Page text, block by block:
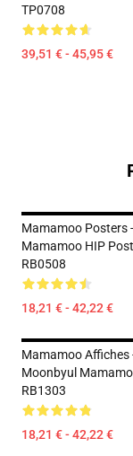
TP0708
39,51 € - 45,95 €
Mamamoo Posters -
Mamamoo HIP
RB0508
18,21 € - 42,22 €
Mamamoo Affiches
Moonbyul
RB1303
18,21 € - 42,22 €